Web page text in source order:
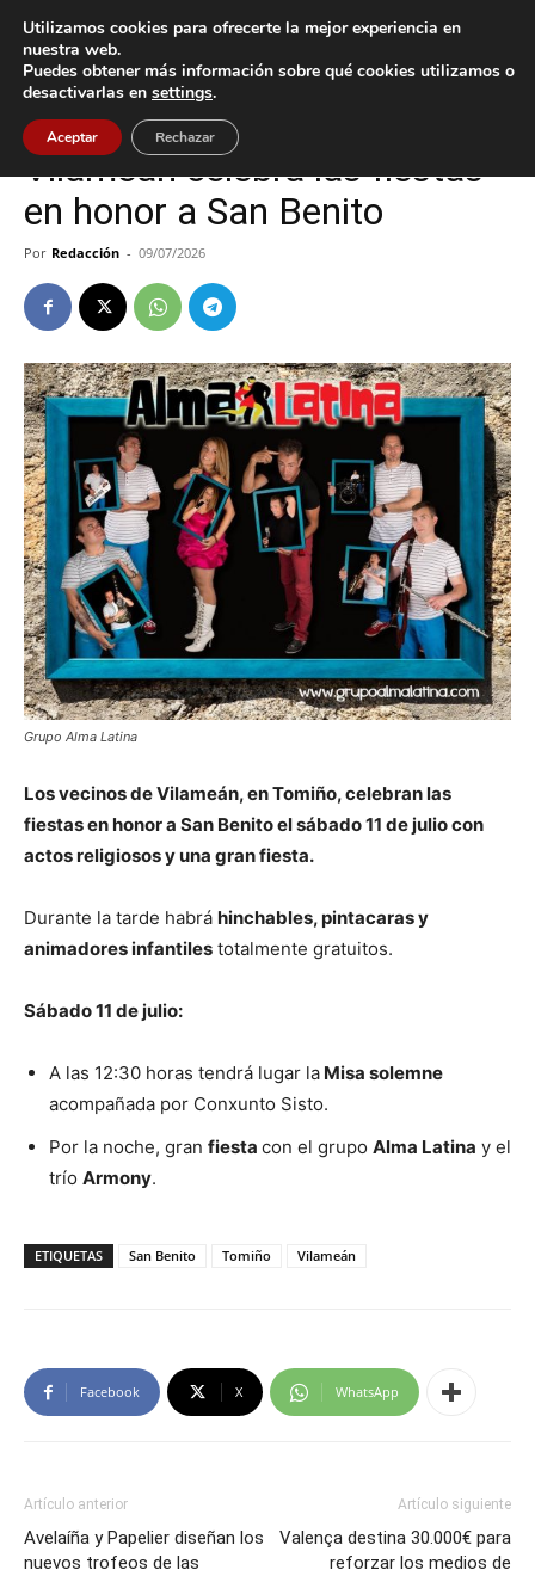
Inicio Cultura / Ocio
Cultura / Ocio Tomiño
Vilameán celebra las fiestas
en honor a San Benito
Por Redacción - 09/07/2026
Grupo Alma Latina
Los vecinos de Vilameán, en Tomiño, celebran las
fiestas en honor a San Benito el sábado 11 de julio con
actos religiosos y una gran fiesta.
Durante la tarde habrá hinchables, pintacaras y
animadores infantiles totalmente gratuitos.
Sábado 11 de julio:
A las 12:30 horas tendrá lugar la Misa solemne
acompañada por Conxunto Sisto.
Por la noche, gran fiesta con el grupo Alma Latina y el
trío Armony.
ETIQUETAS San Benito Tomiño Vilameán
Facebook X WhatsApp
Artículo anterior
Avelaíña y Papelier diseñan los
nuevos trofeos de las
Artículo siguiente
Valença destina 30.000€ para
reforzar los medios de
Utilizamos cookies para ofrecerte la mejor experiencia en
nuestra web.
Puedes obtener más información sobre qué cookies utilizamos o
desactivarlas en settings.
Aceptar Rechazar